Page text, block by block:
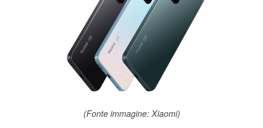
(Fonte immagine: Xiaomi)